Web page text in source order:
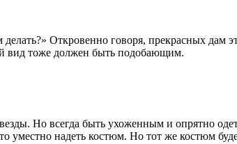
Откровенно говоря, прекрасных дам
вид тоже должен быть подобающим.
Но всегда быть ухоженным и опрятно
уместно надеть костюм. Но тот же костюм